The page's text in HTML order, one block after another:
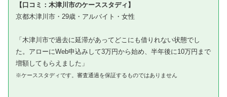
【口コミ：木津川市のケーススタディ】
京都木津川市・29歳・アルバイト・女性
「木津川市で過去に延滞があってどこにも借りれない状態でし
た。アローにWeb申込みして3万円から始め、半年後に10万円まで
増額してもらえました」
※ケーススタディです。審査通過を保証するものではありません